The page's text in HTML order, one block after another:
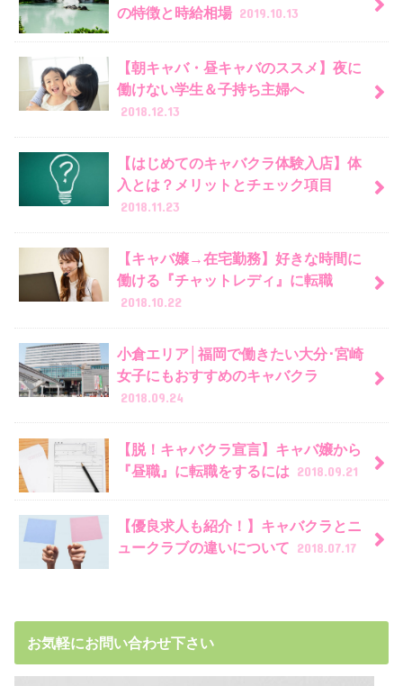
の特徴と時給相場 2019.10.13
【朝キャバ・昼キャバのススメ】夜に
働けない学生＆子持ち主婦へ
2018.12.13
【はじめてのキャバクラ体験入店】体
入とは？メリットとチェック項目
2018.11.23
【キャバ嬢→在宅勤務】好きな時間に
働ける『チャットレディ』に転職
2018.10.22
小倉エリア│福岡で働きたい大分･宮崎
女子にもおすすめのキャバクラ
2018.09.24
【脱！キャバクラ宣言】キャバ嬢から
『昼職』に転職をするには 2018.09.21
【優良求人も紹介！】キャバクラとニ
ュークラブの違いについて 2018.07.17
お気軽にお問い合わせ下さい